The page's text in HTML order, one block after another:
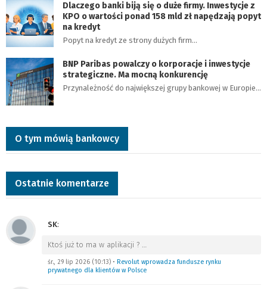
Dlaczego banki biją się o duże firmy. Inwestycje z
KPO o wartości ponad 158 mld zł napędzają popyt
na kredyt
Popyt na kredyt ze strony dużych firm…
BNP Paribas powalczy o korporacje i inwestycje
strategiczne. Ma mocną konkurencję
Przynależność do największej grupy bankowej w Europie…
O tym mówią bankowcy
Ostatnie komentarze
SK:
Ktoś już to ma w aplikacji ? …
śr., 29 lip 2026 (10:13) • Revolut wprowadza fundusze rynku
prywatnego dla klientów w Polsce